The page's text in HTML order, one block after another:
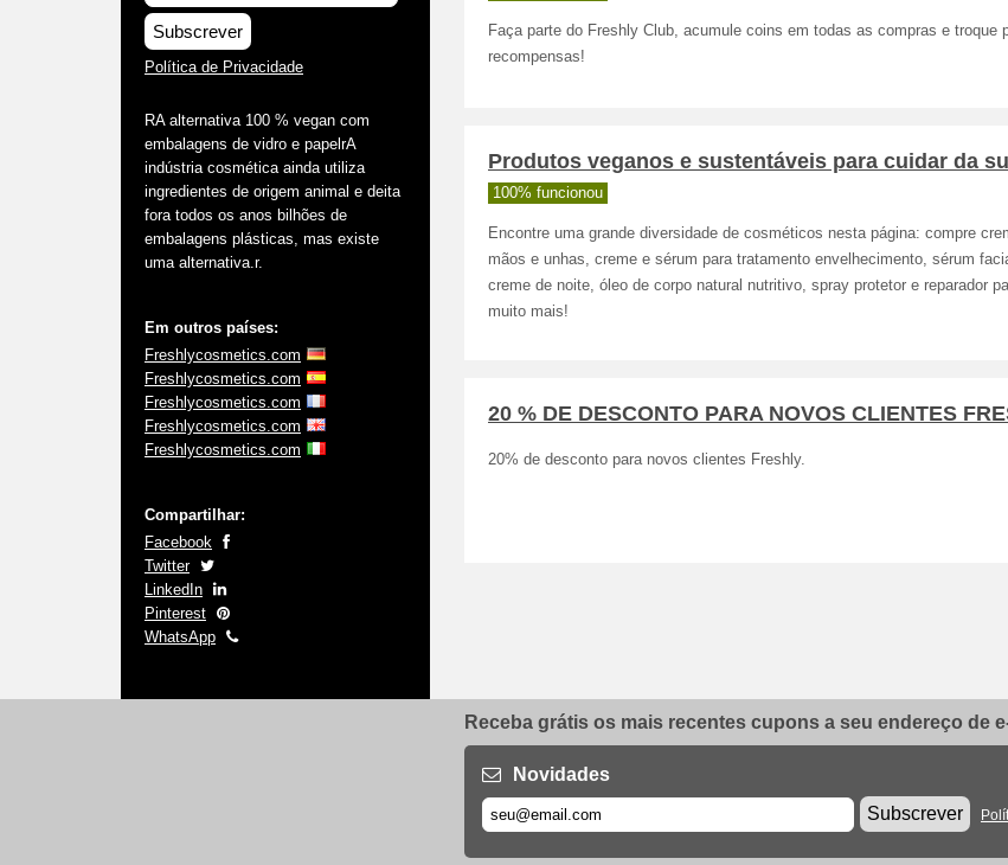
Subscrever
Política de Privacidade
RA alternativa 100 % vegan com
embalagens de vidro e papelrA
indústria cosmética ainda utiliza
ingredientes de origem animal e deita
fora todos os anos bilhões de
embalagens plásticas, mas existe
uma alternativa.r.
Em outros países:
Freshlycosmetics.com
Freshlycosmetics.com
Freshlycosmetics.com
Freshlycosmetics.com
Freshlycosmetics.com
Compartilhar:
Facebook
Twitter
LinkedIn
Pinterest
WhatsApp
Faça parte do Freshly Club, acumule coins em todas as compras e troque
recompensas!
Produtos veganos e sustentáveis para cuidar da
100% funcionou
Encontre uma grande diversidade de cosméticos nesta página: compre
mãos e unhas, creme e sérum para tratamento envelhecimento, sérum
creme de noite, óleo de corpo natural nutritivo, spray protetor e reparador
muito mais!
20 % DE DESCONTO PARA NOVOS CLIENTES
20% de desconto para novos clientes Freshly.
Receba grátis os mais recentes cupons a seu endereço de
Novidades
Subscrever